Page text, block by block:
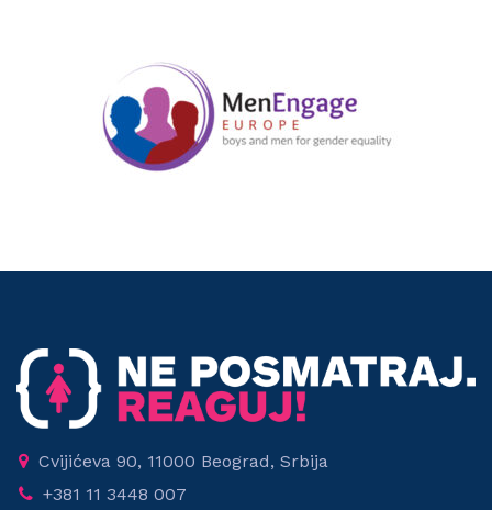
Cvijićeva 90, 11000 Beograd, Srbija
+381 11 3448 007